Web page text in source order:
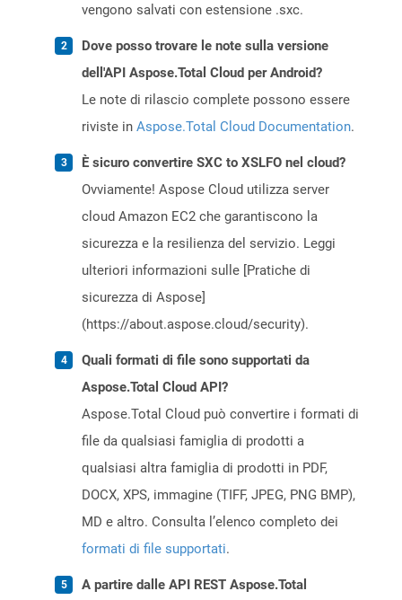
vengono salvati con estensione .sxc.
Dove posso trovare le note sulla versione
dell'API Aspose.Total Cloud per Android?
Le note di rilascio complete possono essere
riviste in Aspose.Total Cloud Documentation.
È sicuro convertire SXC to XSLFO nel cloud?
Ovviamente! Aspose Cloud utilizza server
cloud Amazon EC2 che garantiscono la
sicurezza e la resilienza del servizio. Leggi
ulteriori informazioni sulle [Pratiche di
sicurezza di Aspose]
(https://about.aspose.cloud/security).
Quali formati di file sono supportati da
Aspose.Total Cloud API?
Aspose.Total Cloud può convertire i formati di
file da qualsiasi famiglia di prodotti a
qualsiasi altra famiglia di prodotti in PDF,
DOCX, XPS, immagine (TIFF, JPEG, PNG BMP),
MD e altro. Consulta l’elenco completo dei
formati di file supportati.
A partire dalle API REST Aspose.Total